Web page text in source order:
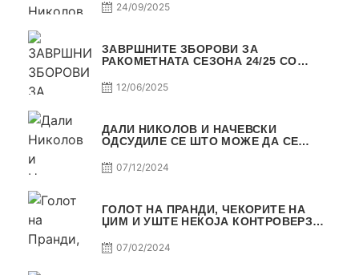
24/09/2025
ЗАВРШНИТЕ ЗБОРОВИ ЗА
РАКОМЕТНАТА СЕЗОНА 24/25 СО
12/06/2025
ДАЛИ НИКОЛОВ И НАЧЕВСКИ
ОДСУДИЛЕ СЕ ШТО МОЖЕ ДА СЕ
07/12/2024
ГОЛОТ НА ПРАНДИ, ЧЕКОРИТЕ НА
ЏИМ И УШТЕ НЕКОЈА КОНТРОВЕРЗА !
07/02/2024